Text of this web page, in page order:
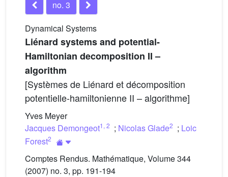
no. 3
Dynamical Systems
Liénard systems and potential-
Hamiltonian decomposition II –
algorithm
[Systèmes de Liénard et décomposition
potentielle-hamiltonienne II – algorithme]
Yves Meyer
Jacques Demongeot1 , 2 ; Nicolas Glade2 ; Loic
Forest2
Comptes Rendus. Mathématique, Volume 344
(2007) no. 3, pp. 191-194